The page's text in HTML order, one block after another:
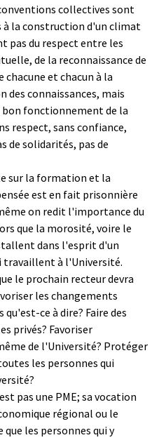
collectives sont
la construction d'un climat
pas du respect entre les
de la reconnaissance de
et chacun à la
connaissances, mais
bon fonctionnement de la
respect, sans confiance,
de solidarités, pas de
sur la formation et la
est en fait prisonnière
on redit l'importance du
que la morosité, voire le
dans l'esprit d'un
travaillent à l'Université.
le prochain recteur devra
les changements
ce à dire? Faire des
privés? Favoriser
de l'Université? Protéger
les personnes qui
pas une PME; sa vocation
régional ou le
les personnes qui y